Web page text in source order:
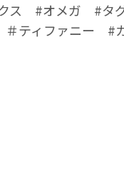
ス #オメガ #タ
ティファニー #